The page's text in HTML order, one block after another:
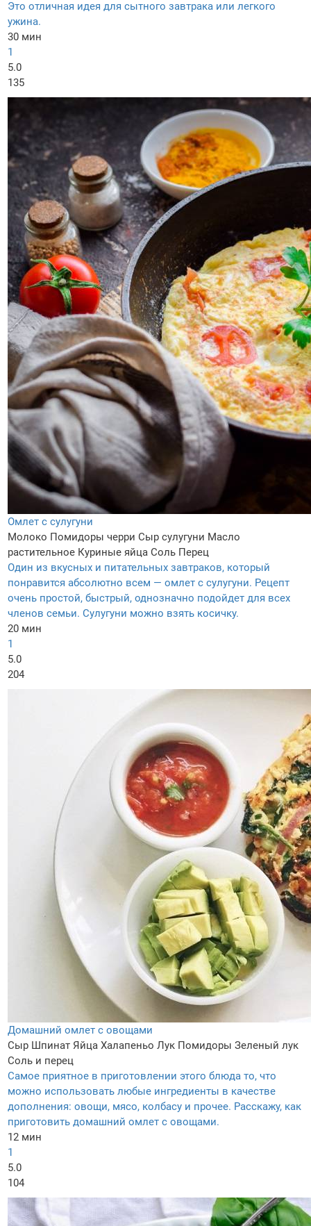
Это отличная идея для сытного завтрака или легкого
ужина.
30 мин
1
5.0
135
Омлет с сулугуни
Молоко Помидоры черри Сыр сулугуни Масло
растительное Куриные яйца Соль Перец
Один из вкусных и питательных завтраков, который
понравится абсолютно всем — омлет с сулугуни. Рецепт
очень простой, быстрый, однозначно подойдет для всех
членов семьи. Сулугуни можно взять косичку.
20 мин
1
5.0
204
Домашний омлет с овощами
Сыр Шпинат Яйца Халапеньо Лук Помидоры Зеленый лук
Соль и перец
Самое приятное в приготовлении этого блюда то, что
можно использовать любые ингредиенты в качестве
дополнения: овощи, мясо, колбасу и прочее. Расскажу, как
приготовить домашний омлет с овощами.
12 мин
1
5.0
104